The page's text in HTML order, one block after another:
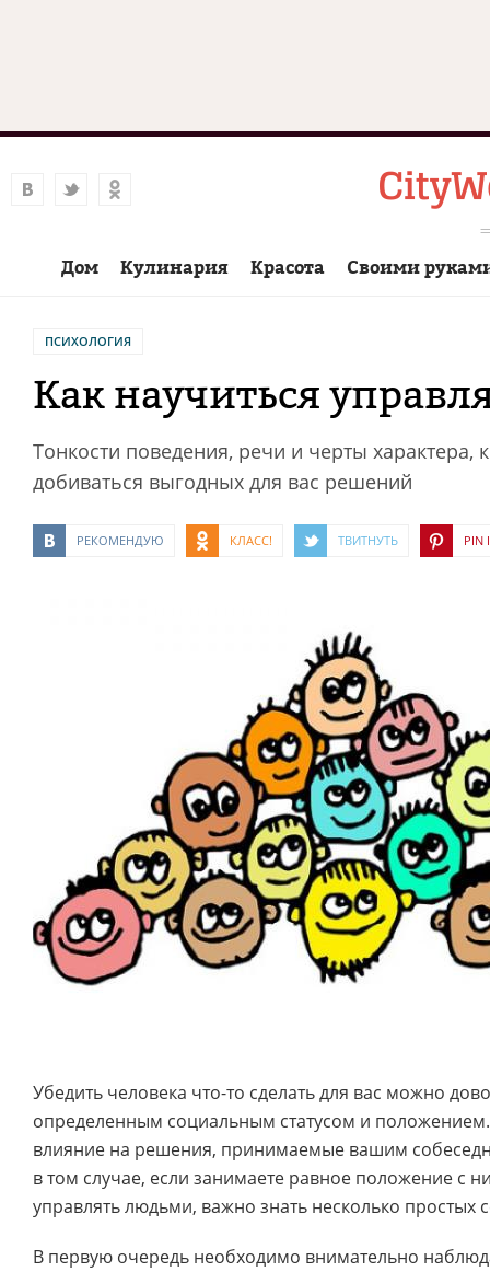
Дом Кулинария Красота Своими
ПСИХОЛОГИЯ
Как научиться
Тонкости поведения, речи и черты
добиваться выгодных для вас решений
РЕКОМЕНДУЮ КЛАСС! ТВИТНУТЬ PIN
Убедить человека что-то сделать для вас можно
определенным социальным статусом и
влияние на решения, принимаемые вашим
в том случае, если занимаете равное положение с
управлять людьми, важно знать несколько простых
В первую очередь необходимо внимательно